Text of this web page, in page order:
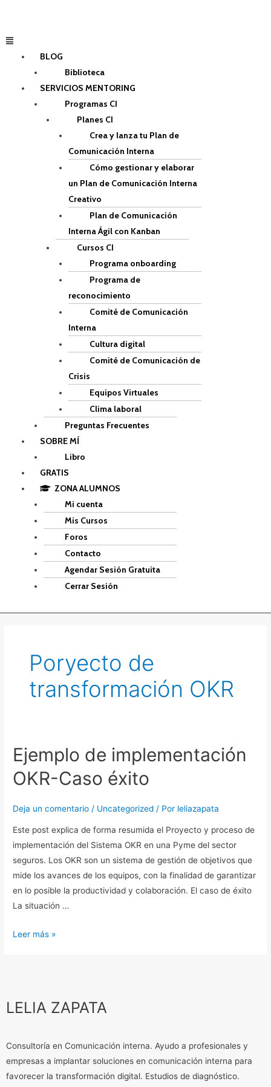
contenido
Menú
BLOG
Biblioteca
SERVICIOS MENTORING
Programas CI
Planes CI
Crea y lanza tu Plan de
Comunicación Interna
Cómo gestionar y elaborar
un Plan de Comunicación Interna
Creativo
Plan de Comunicación
Interna Ágil con Kanban
Cursos CI
Programa onboarding
Programa de
reconocimiento
Comité de Comunicación
Interna
Cultura digital
Comité de Comunicación de
Crisis
Equipos Virtuales
Clima laboral
Preguntas Frecuentes
SOBRE MÍ
Libro
GRATIS
ZONA ALUMNOS
Mi cuenta
Mis Cursos
Foros
Contacto
Agendar Sesión Gratuita
Cerrar Sesión
Poryecto de
transformación OKR
Ejemplo de implementación
OKR-Caso éxito
Deja un comentario / Uncategorized / Por leliazapata
Este post explica de forma resumida el Proyecto y proceso de
implementación del Sistema OKR en una Pyme del sector
seguros. Los OKR son un sistema de gestión de objetivos que
mide los avances de los equipos, con la finalidad de garantizar
en lo posible la productividad y colaboración. El caso de éxito
La situación …
Ejemplo
de
implementación
Caso
éxito
Leer más »
LELIA ZAPATA
Consultoría en Comunicación interna. Ayudo a profesionales y
empresas a implantar soluciones en comunicación interna para
favorecer la transformación digital. Estudios de diagnóstico.